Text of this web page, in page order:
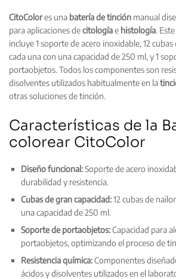
CitoColores una batería de tinción manual
para aplicaciones decitologíae histología.
incluye 1 soporte de acero inoxidable, 12
cada una con una capacidad de 250 ml, y 1
portaobjetos. Todos los componentes son
disolventes utilizados habitualmente en la
otras soluciones de tinción.
Características de la
colorear CitoColor
Diseño funcional:Soporte de acero
durabilidad y resistencia.
Cubas de gran capacidad:12 cubas de
una capacidad de 250 ml.
Soporte de portaobjetos:Capacidad para
portaobjetos, optimizando el proceso de
Resistencia química:Componentes
ácidos y disolventes utilizados en el